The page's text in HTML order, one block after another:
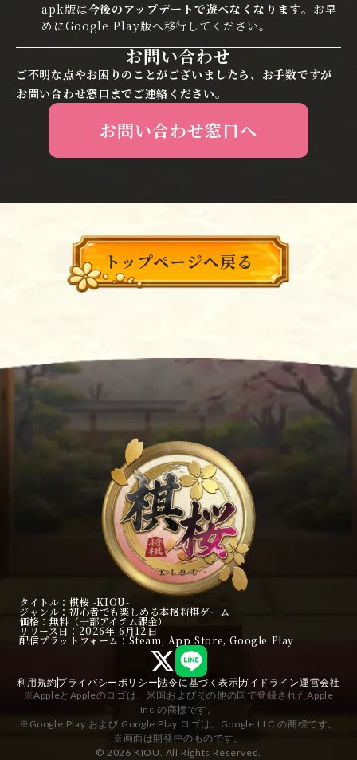
①対局ホーム画面の右上
にある「メニュー」を開
きます。
②メニューから「アカウ
ント連携」を選択しま
す。
Google」を選択しま
す。
５「認証が完了しまし
た」と表示されたのを確
認し、アプリに戻りま
す。
⑥アプリに戻り「続行」
を選択します。
入力します。
ストールします。
③復元するGoogleアカ
ウントを選択します。
④「認証が完了しまし
た」と表示されたのを確
認し、アプリに戻りま
す。
apk版は今後のアップデートで遊べなくなります。お早
めにGoogle Play版へ移行してください。
お問い合わせ
ご不明な点やお困りのことがございましたら、お手数ですが
お問い合わせ窓口までご連絡ください。
お問い合わせ窓口へ
トップページへ戻る
タイトル ：棋桜 -KIOU-
ジャンル ：初心者でも楽しめる本格将棋ゲーム
価格 ：無料（一部アイテム課金）
リリース日 ：2026年 6月12日
配信プラットフォーム ：Steam, App Store, Google Play
利用規約プライバシーポリシー法令に基づく表示ガイドライン 運営会社
※AppleとAppleのロゴは、米国およびその他の国で登録されたApple
Inc.の商標です。
※Google Play および Google Play ロゴは、Google LLC の商標です。
※画面は開発中のものです。
©︎ 2026 KIOU. All Rights Reserved.